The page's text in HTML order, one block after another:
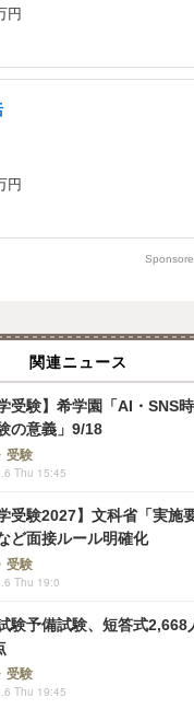
円
円
関連ニュース
学受験】希学園「AI・SNS
の意義」9/18
受験
Thu 15:45
学受験2027】文科省「実施
ど面接ルール明確化
受験
Thu 19:0
験予備試験、短答式2,668
受験
Thu 19:45